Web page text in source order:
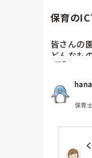
保育の
皆さんの
どんなも
ちなみに
眠チェッ
現在の園
ICT
保育